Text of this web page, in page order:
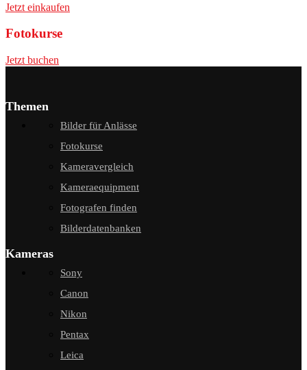
Jetzt einkaufen
Fotokurse
Jetzt buchen
Themen
Bilder für Anlässe
Fotokurse
Kameravergleich
Kameraequipment
Fotografen finden
Bilderdatenbanken
Kameras
Sony
Canon
Nikon
Pentax
Leica